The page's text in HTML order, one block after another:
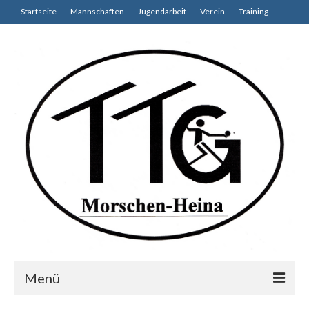
Startseite Mannschaften Jugendarbeit Verein Training
Menü